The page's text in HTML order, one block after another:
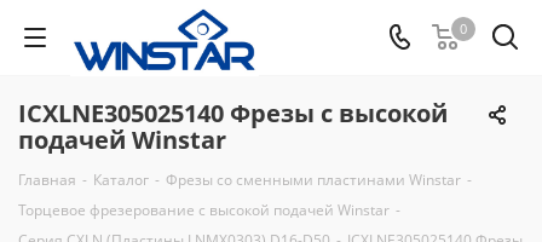
0
ICXLNE305025140 Фрезы с высокой
подачей Winstar
Главная - Каталог - Фрезы со сменными пластинами Winstar -
Торцевое фрезерование с высокой подачей Winstar -